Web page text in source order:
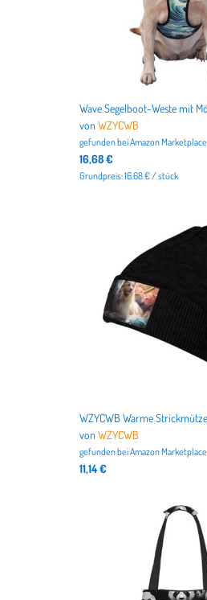
vonWZYCWB
gefunden beiAmazon Marketplace
16,68 €
Grundpreis: 16.68 € / stück
vonWZYCWB
gefunden beiAmazon Marketplace
11,14 €